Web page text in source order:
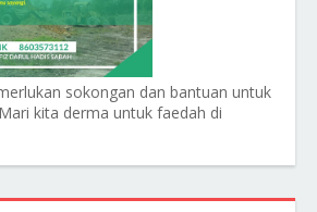
sokongan dan bantuan untuk
kita derma untuk faedah di